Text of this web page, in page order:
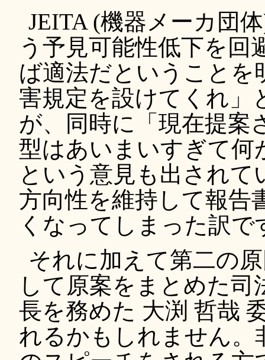
JEITA (機器メーカ団
う予見可能性低下を
ば適法だということを
害規定を設けてくれ」
が、同時に「現在提案
型はあいまいすぎて何
という意見も出され
方向性を維持して報告
くなってしまった訳で
それに加えて第二の
して原案をまとめた
長を務めた 大渕 哲哉
れるかもしれません。